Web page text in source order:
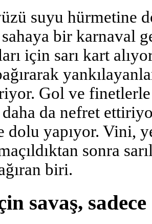
suyu hürmetine
bir karnaval
için sarı kart
Gol ve
da nefret
dolu yapıyor. Vini,
sonra
biri.
savaş,